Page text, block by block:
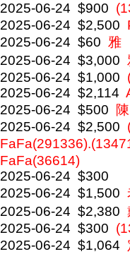
2025-06-24 $900
2025-06-24 $2,500
2025-06-24 $60 雅
2025-06-24 $3,000
2025-06-24 $1,000
2025-06-24 $2,114
2025-06-24 $500
2025-06-24 $2,500
FaFa(36614)
2025-06-24 $300
2025-06-24 $1,500
2025-06-24 $2,380
2025-06-24 $300
2025-06-24 $1,064